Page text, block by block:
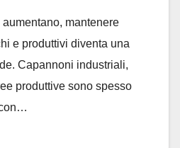
mantenere
e produttivi diventa una
Capannoni industriali,
produttive sono spesso